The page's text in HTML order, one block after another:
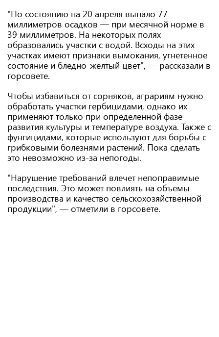
"По состоянию на 20 апреля выпало 77
миллиметров осадков — при месячной норме в
39 миллиметров. На некоторых полях
образовались участки с водой. Всходы на этих
участках имеют признаки вымокания, угнетенное
состояние и бледно-желтый цвет", — рассказали в
горсовете.
Чтобы избавиться от сорняков, аграриям нужно
обработать участки гербицидами, однако их
применяют только при определенной фазе
развития культуры и температуре воздуха. Также с
фунгицидами, которые используют для борьбы с
грибковыми болезнями растений. Пока сделать
это невозможно из-за непогоды.
"Нарушение требований влечет непоправимые
последствия. Это может повлиять на объемы
производства и качество сельскохозяйственной
продукции", — отметили в горсовете.